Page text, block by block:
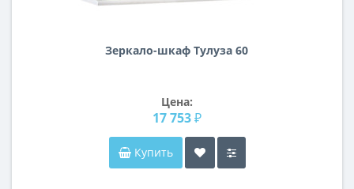
Зеркало-шкаф Тулуза 60
Цена:
17 753 ₽
Купить